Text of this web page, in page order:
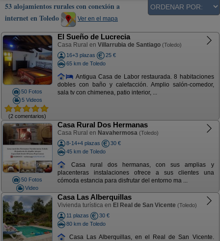
53 alojamientos rurales con conexión a
internet en Toledo
Ver en el mapa
50 Fotos
5 Videos
(2 comentarios)
El Sueño de Lucrecia
Casa Rural en Villarrubia de Santiago (Toledo)
16+3 plazas
25 €
65 km de Toledo
Antigua Casa de Labor restaurada. 8 habitaciones
dobles con baño y calefacción. Amplio salón-comedor,
sala tv con chimenea, patio interior, ...
50 Fotos
Video
Casa Rural Dos Hermanas
Casa Rural en Navahermosa (Toledo)
8-14+4 plazas
30 €
45 km de Toledo
Casa rural dos hermanas, con sus amplias y
placenteras instalaciones ofrece a sus clientes una
cómoda estancia para disfrutar del entorno ma ...
Casa Las Alberquillas
Vivienda turística en El Real de San Vicente (Toledo)
11 plazas
30 €
80 km de Toledo
Casa Las Alberquillas, en el Real de San Vicente.